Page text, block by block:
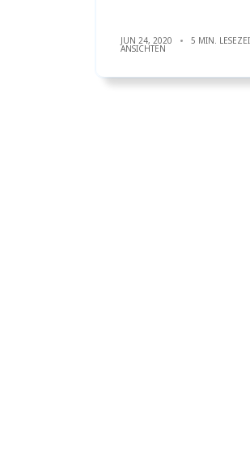
JUN 24, 2020 5 MIN.
ANSICHTEN